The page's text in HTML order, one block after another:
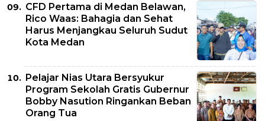
CFD Pertama di Medan Belawan,
Rico Waas: Bahagia dan Sehat
Harus Menjangkau Seluruh Sudut
Kota Medan
Pelajar Nias Utara Bersyukur
Program Sekolah Gratis Gubernur
Bobby Nasution Ringankan Beban
Orang Tua